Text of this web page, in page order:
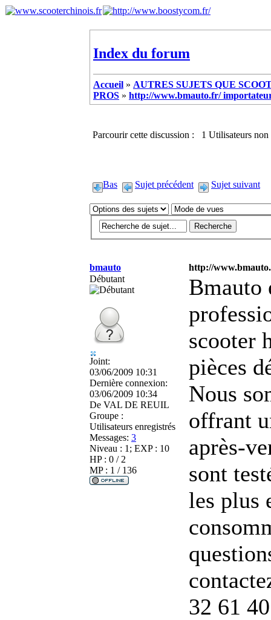
Index du forum
Accueil » AUTRES SUJETS QUE
PROS » http://www.bmauto.fr/
Parcourir cette discussion : 1 Utilisateurs non
Bas Sujet précédent Sujet suivant
bmauto
http://
Débutant
Joint:
03/06/2009 10:31
Dernière connexion:
03/06/2009 10:34
De VAL DE REUIL
Groupe :
Utilisateurs enregistrés
Messages: 3
Niveau : 1; EXP : 10
HP : 0 / 2
MP : 1 / 136
Bmauto
scooter
pièces
Nous
offrant
après-
sont
les plus
32 61